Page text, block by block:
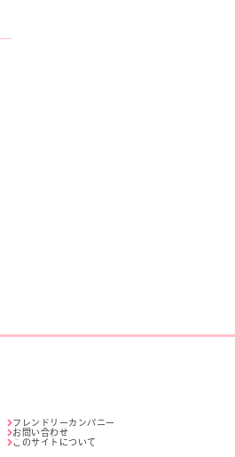
フレンドリーカンパニー
お問い合わせ
このサイトについて